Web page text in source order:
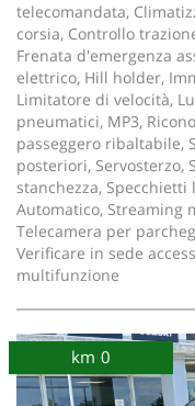
telecomandata,
corsia, Controllo
Frenata d'emergenza
elettrico, Hill holder,
Limitatore di velocità,
pneumatici, MP3,
passeggero ribaltabile,
posteriori, Servosterzo,
stanchezza,
Automatico, Streaming
Telecamera per
Verificare in sede
multifunzione
km 0